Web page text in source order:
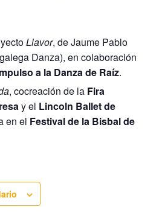
Llavor, de Jaume Pablo
Danza), en colaboración
a la Danza de Raíz.
, cocreación de la Fira
y el Lincoln Ballet de
en el Festival de la Bisbal de